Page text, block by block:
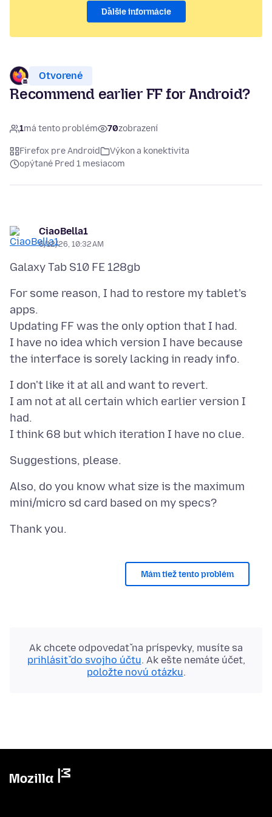
Ďalšie informácie
Otvorené
Recommend earlier FF for Android?
1má tento problém 70zobrazení
Firefox pre Android
Výkon a konektivita
opýtané Pred 1 mesiacom
CiaoBella1
6/12/26, 10:32 AM
For some reason, I had to restore my tablet's
apps.
Updating FF was the only option that I had.
I have no idea which version I have because
I don't like it at all and want to revert.
I am not at all certain which earlier version I
had.
Also, do you know what size is the maximum
Mám tiež tento problém
Ak chcete odpovedať na príspevky, musíte sa
prihlásiť do svojho účtu. Ak ešte nemáte účet,
položte novú otázku.